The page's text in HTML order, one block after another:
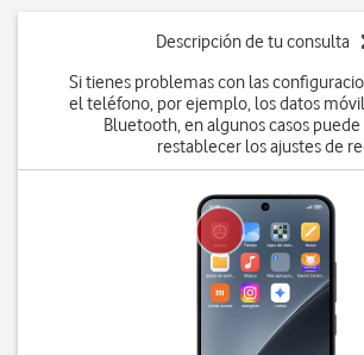
Descripción de tu consulta
Si tienes problemas con las
el teléfono, por ejemplo, los datos
Bluetooth, en algunos casos
restablecer los ajustes de